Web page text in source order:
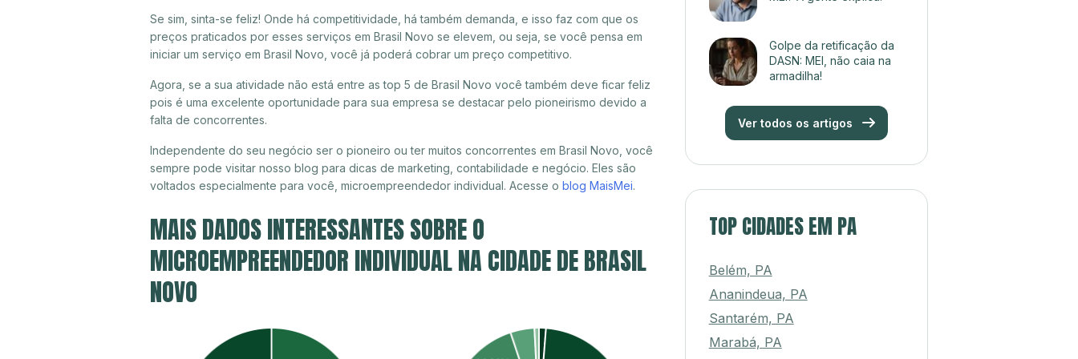
Se sim, sinta-se feliz! Onde há competitividade, há também demanda, e isso faz com que os
preços praticados por esses serviços em Brasil Novo se elevem, ou seja, se você pensa em
iniciar um serviço em Brasil Novo, você já poderá cobrar um preço competitivo.
Agora, se a sua atividade não está entre as top 5 de Brasil Novo você também deve ficar feliz
pois é uma excelente oportunidade para sua empresa se destacar pelo pioneirismo devido a
falta de concorrentes.
Independente do seu negócio ser o pioneiro ou ter muitos concorrentes em Brasil Novo, você
sempre pode visitar nosso blog para dicas de marketing, contabilidade e negócio. Eles são
voltados especialmente para você, microempreendedor individual. Acesse o blog MaisMei.
MAIS DADOS INTERESSANTES SOBRE O
MICROEMPREENDEDOR INDIVIDUAL NA CIDADE DE BRASIL
NOVO
Golpe da retificação da
DASN: MEI, não caia na
armadilha!
Ver todos os artigos
TOP CIDADES EM PA
Belém, PA
Ananindeua, PA
Santarém, PA
Marabá, PA